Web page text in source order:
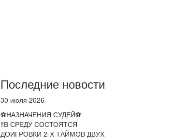
Последние новости
30 июля 2026
⚽НАЗНАЧЕНИЯ СУДЕЙ⚽
‼В СРЕДУ СОСТОЯТСЯ
ДОИГРОВКИ 2-Х ТАЙМОВ ДВУХ